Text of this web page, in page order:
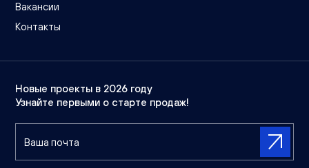
Вакансии
Контакты
Новые проекты в 2026 году
Узнайте первыми о старте продаж!